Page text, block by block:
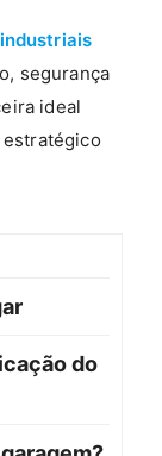
segurança
ideal
do